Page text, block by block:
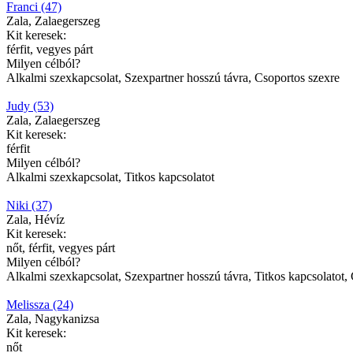
Franci (47)
Zala, Zalaegerszeg
Kit keresek:
férfit, vegyes párt
Milyen célból?
Alkalmi szexkapcsolat, Szexpartner hosszú távra, Csoportos szexre
Judy (53)
Zala, Zalaegerszeg
Kit keresek:
férfit
Milyen célból?
Alkalmi szexkapcsolat, Titkos kapcsolatot
Niki (37)
Zala, Hévíz
Kit keresek:
nőt, férfit, vegyes párt
Milyen célból?
Alkalmi szexkapcsolat, Szexpartner hosszú távra, Titkos kapcsolatot,
Melissza (24)
Zala, Nagykanizsa
Kit keresek:
nőt